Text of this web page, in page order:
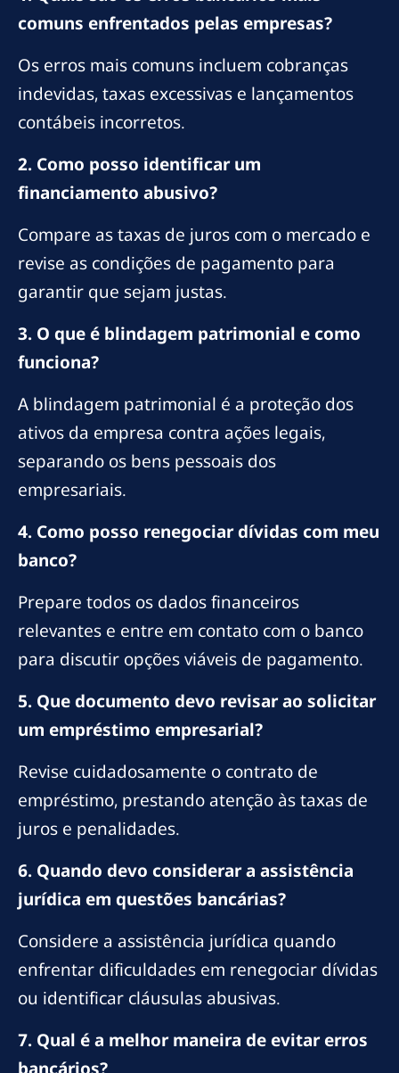
comuns enfrentados pelas empresas?
Os erros mais comuns incluem cobranças
indevidas, taxas excessivas e lançamentos
contábeis incorretos.
2. Como posso identificar um
financiamento abusivo?
Compare as taxas de juros com o mercado e
revise as condições de pagamento para
garantir que sejam justas.
3. O que é blindagem patrimonial e como
funciona?
A blindagem patrimonial é a proteção dos
ativos da empresa contra ações legais,
separando os bens pessoais dos
empresariais.
4. Como posso renegociar dívidas com meu
banco?
Prepare todos os dados financeiros
relevantes e entre em contato com o banco
para discutir opções viáveis de pagamento.
5. Que documento devo revisar ao solicitar
um empréstimo empresarial?
Revise cuidadosamente o contrato de
empréstimo, prestando atenção às taxas de
juros e penalidades.
6. Quando devo considerar a assistência
jurídica em questões bancárias?
Considere a assistência jurídica quando
enfrentar dificuldades em renegociar dívidas
ou identificar cláusulas abusivas.
7. Qual é a melhor maneira de evitar erros